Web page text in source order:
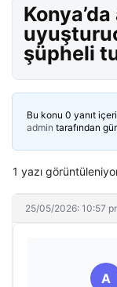
şüpheli
Bu konu 0 yanıt
admin tarafından
1 yazı
25/05/2026: 10:57
A